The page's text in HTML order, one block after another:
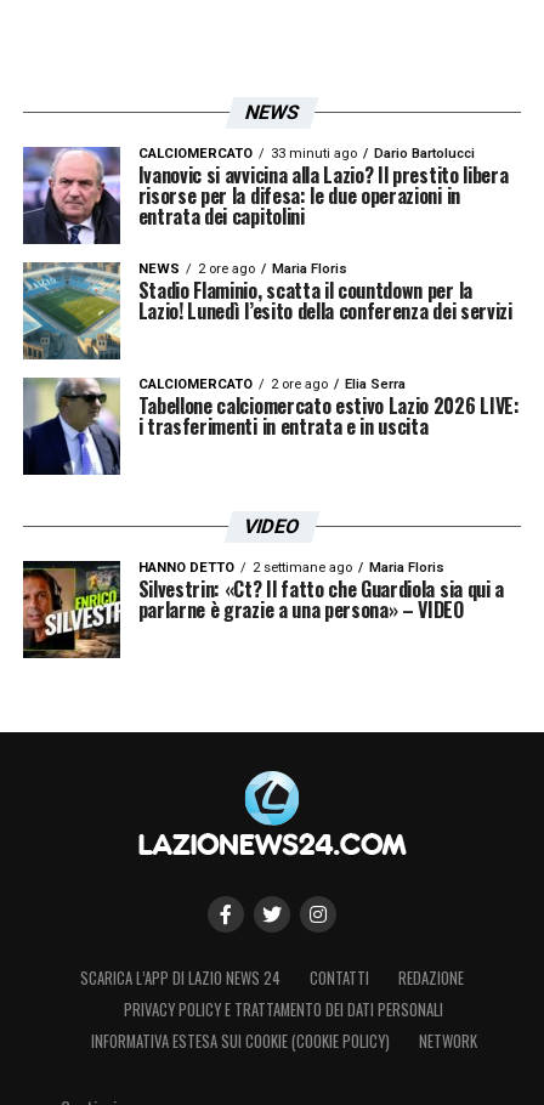
NEWS
CALCIOMERCATO 33 minuti ago Dario Bartolucci
Ivanovic si avvicina alla Lazio? Il prestito libera
risorse per la difesa: le due operazioni in
entrata dei capitolini
NEWS 2 ore ago Maria Floris
Stadio Flaminio, scatta il countdown per la
Lazio! Lunedì l’esito della conferenza dei servizi
CALCIOMERCATO 2 ore ago Elia Serra
Tabellone calciomercato estivo Lazio 2026 LIVE:
i trasferimenti in entrata e in uscita
VIDEO
HANNO DETTO 2 settimane ago Maria Floris
Silvestrin: «Ct? Il fatto che Guardiola sia qui a
parlarne è grazie a una persona» – VIDEO
SCARICA L’APP DI LAZIO NEWS 24 CONTATTI
REDAZIONE
PRIVACY POLICY E TRATTAMENTO DEI DATI PERSONALI
INFORMATIVA ESTESA SUI COOKIE (COOKIE POLICY)
NETWORK